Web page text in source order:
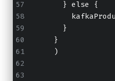
      } else {
      }
    }
    )